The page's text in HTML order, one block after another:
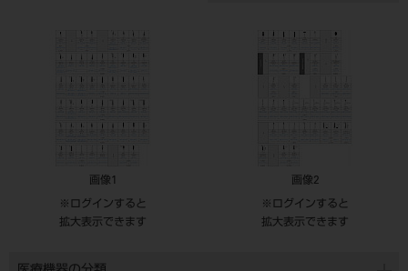
画像1
※ログインすると
拡大表示できます
画像2
※ログインすると
拡大表示できます